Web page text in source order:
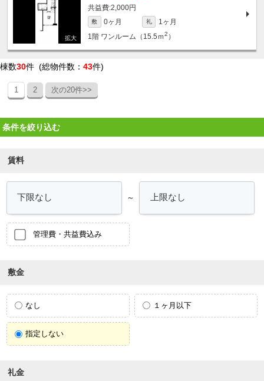
2,000円
敷 0ヶ月 礼
1ヶ月
1階 ワンルーム（15.5ｍ2 ）
棟数30件 (総物件数： 43件)
1 2 次の20件>>
条件を絞り込む
賃料
～
管理費・共益費込み
敷金
なし １ヶ月以下
指定しない
礼金